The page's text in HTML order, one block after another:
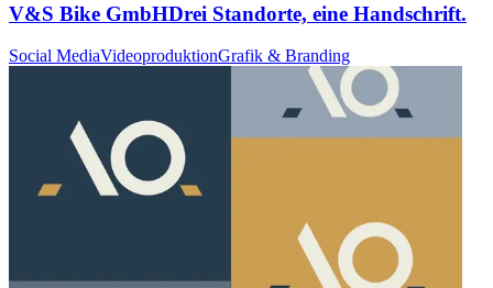
V&S Bike GmbHDrei Standorte, eine Handschrift.
Social MediaVideoproduktionGrafik & Branding